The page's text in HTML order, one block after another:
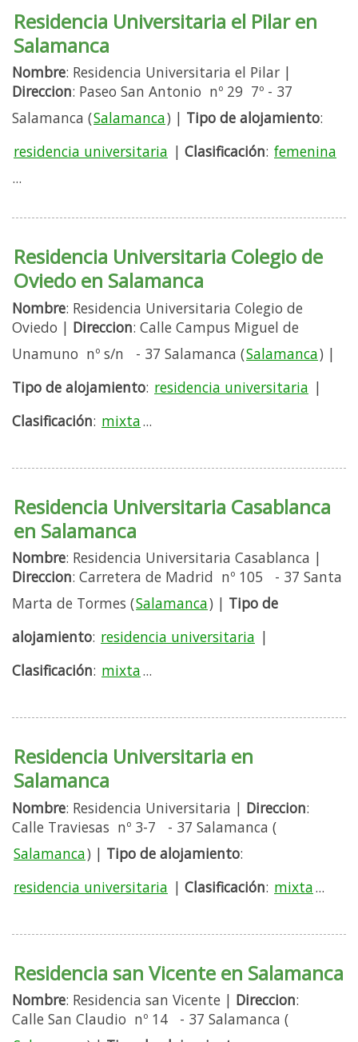
Residencia Universitaria el Pilar en
Salamanca
Nombre: Residencia Universitaria el Pilar |
Direccion: Paseo San Antonio nº 29 7º - 37
Salamanca (Salamanca) | Tipo de alojamiento:
residencia universitaria | Clasificación: femenina
...
Residencia Universitaria Colegio de
Oviedo en Salamanca
Nombre: Residencia Universitaria Colegio de
Oviedo | Direccion: Calle Campus Miguel de
Unamuno nº s/n - 37 Salamanca (Salamanca) |
Tipo de alojamiento: residencia universitaria |
Clasificación: mixta...
Residencia Universitaria Casablanca
en Salamanca
Nombre: Residencia Universitaria Casablanca |
Direccion: Carretera de Madrid nº 105 - 37 Santa
Marta de Tormes (Salamanca) | Tipo de
alojamiento: residencia universitaria |
Clasificación: mixta...
Residencia Universitaria en
Salamanca
Nombre: Residencia Universitaria | Direccion:
Calle Traviesas nº 3-7 - 37 Salamanca (
Salamanca) | Tipo de alojamiento:
residencia universitaria | Clasificación: mixta...
Residencia san Vicente en Salamanca
Nombre: Residencia san Vicente | Direccion:
Calle San Claudio nº 14 - 37 Salamanca (